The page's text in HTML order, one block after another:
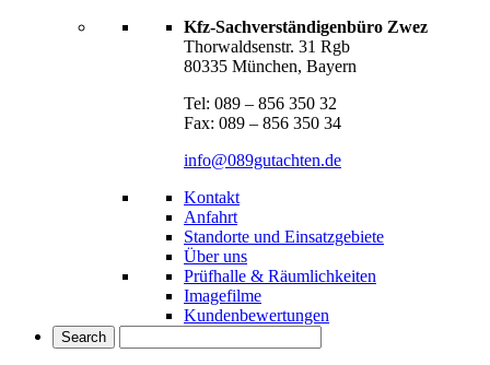
Kfz-Sachverständigenbüro Zwez
Thorwaldsenstr. 31 Rgb
80335 München, Bayern
Tel: 089 – 856 350 32
Fax: 089 – 856 350 34
info@089gutachten.de
Kontakt
Anfahrt
Standorte und Einsatzgebiete
Über uns
Prüfhalle & Räumlichkeiten
Imagefilme
Kundenbewertungen